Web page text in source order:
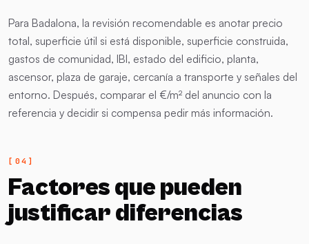
Para Badalona, la revisión recomendable es anotar precio
total, superficie útil si está disponible, superficie construida,
gastos de comunidad, IBI, estado del edificio, planta,
ascensor, plaza de garaje, cercanía a transporte y señales del
entorno. Después, comparar el €/m² del anuncio con la
referencia y decidir si compensa pedir más información.
Factores que pueden
justificar diferencias